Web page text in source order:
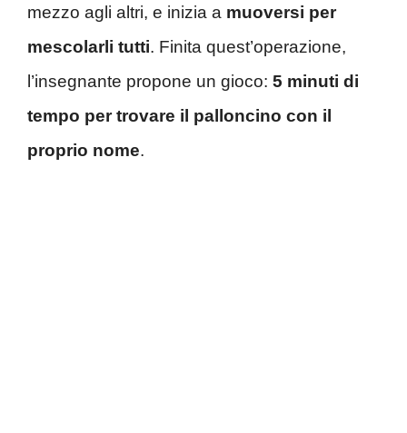
mezzo agli altri, e inizia a muoversi per
mescolarli tutti. Finita quest’operazione,
l’insegnante propone un gioco: 5 minuti di
tempo per trovare il palloncino con il
proprio nome.